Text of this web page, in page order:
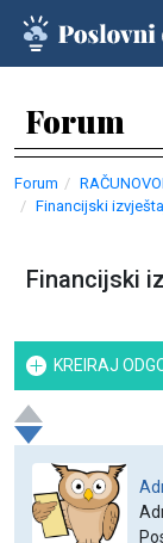
Forum
Forum
Financijski
Financijski
KREIRAJ